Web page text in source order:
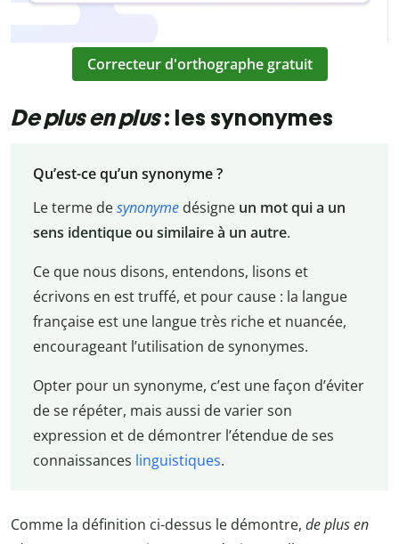
Correcteur d'orthographe gratuit
De plus en plus: les synonymes
Qu’est-ce qu’un synonyme ?
Le terme desynonymedésigne un mot qui a un
sens identique ou similaire à un autre.
Ce que nous disons, entendons, lisons et
écrivons en est truffé, et pour cause : la langue
française est une langue très riche et nuancée,
encourageant l’utilisation de synonymes.
Opter pour un synonyme, c’est une façon d’éviter
de se répéter, mais aussi de varier son
expression et de démontrer l’étendue de ses
connaissances linguistiques.
Comme la définition ci-dessus le démontre, de plus en